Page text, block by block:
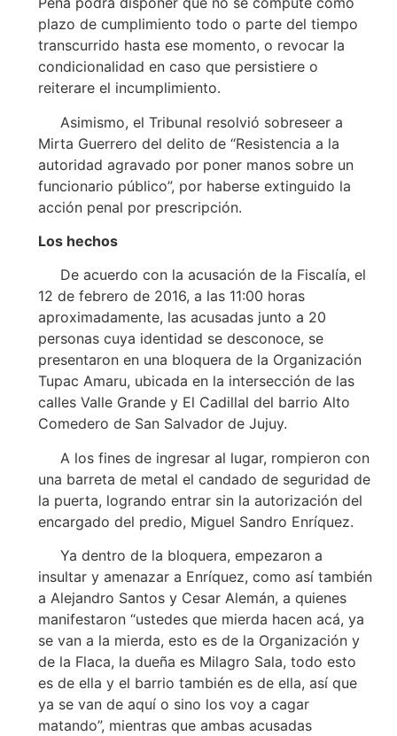
plazo de cumplimiento todo o parte del tiempo
transcurrido hasta ese momento, o revocar la
condicionalidad en caso que persistiere o
reiterare el incumplimiento.
Asimismo, el Tribunal resolvió sobreseer a
Mirta Guerrero del delito de “Resistencia a la
autoridad agravado por poner manos sobre un
funcionario público”, por haberse extinguido la
acción penal por prescripción.
Los hechos
De acuerdo con la acusación de la Fiscalía, el
12 de febrero de 2016, a las 11:00 horas
aproximadamente, las acusadas junto a 20
personas cuya identidad se desconoce, se
presentaron en una bloquera de la Organización
Tupac Amaru, ubicada en la intersección de las
calles Valle Grande y El Cadillal del barrio Alto
Comedero de San Salvador de Jujuy.
A los fines de ingresar al lugar, rompieron con
una barreta de metal el candado de seguridad de
la puerta, logrando entrar sin la autorización del
encargado del predio, Miguel Sandro Enríquez.
Ya dentro de la bloquera, empezaron a
insultar y amenazar a Enríquez, como así también
a Alejandro Santos y Cesar Alemán, a quienes
manifestaron “ustedes que mierda hacen acá, ya
se van a la mierda, esto es de la Organización y
de la Flaca, la dueña es Milagro Sala, todo esto
es de ella y el barrio también es de ella, así que
ya se van de aquí o sino los voy a cagar
matando”, mientras que ambas acusadas